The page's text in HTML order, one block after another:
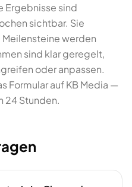
Ergebnisse sind
sichtbar. Sie
werden
sind klar geregelt,
oder anpassen.
Formular auf KB Media —
24 Stunden.